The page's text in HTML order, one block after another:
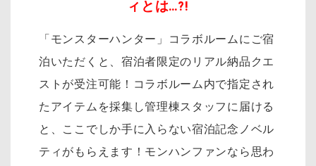
ィとは…?!
「モンスターハンター」コラボルームにご宿
泊いただくと、宿泊者限定のリアル納品クエ
ストが受注可能！コラボルーム内で指定され
たアイテムを採集し管理棟スタッフに届ける
と、ここでしか手に入らない宿泊記念ノベル
ティがもらえます！モンハンファンなら思わ